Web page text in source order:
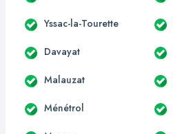
Yssac-la-Tourette
Davayat
Malauzat
Ménétrol